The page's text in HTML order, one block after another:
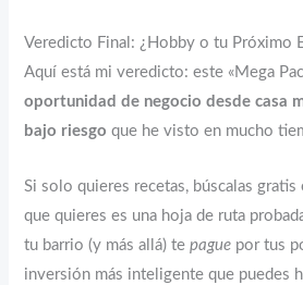
Veredicto Final: ¿Hobby o tu Próximo
Aquí está mi veredicto: este «Mega
oportunidad de negocio desde casa
bajo riesgo que he visto en mucho
Si solo quieres recetas, búscalas
que quieres es una hoja de ruta
tu barrio (y más allá) tepague por tus
inversión más inteligente que puedes